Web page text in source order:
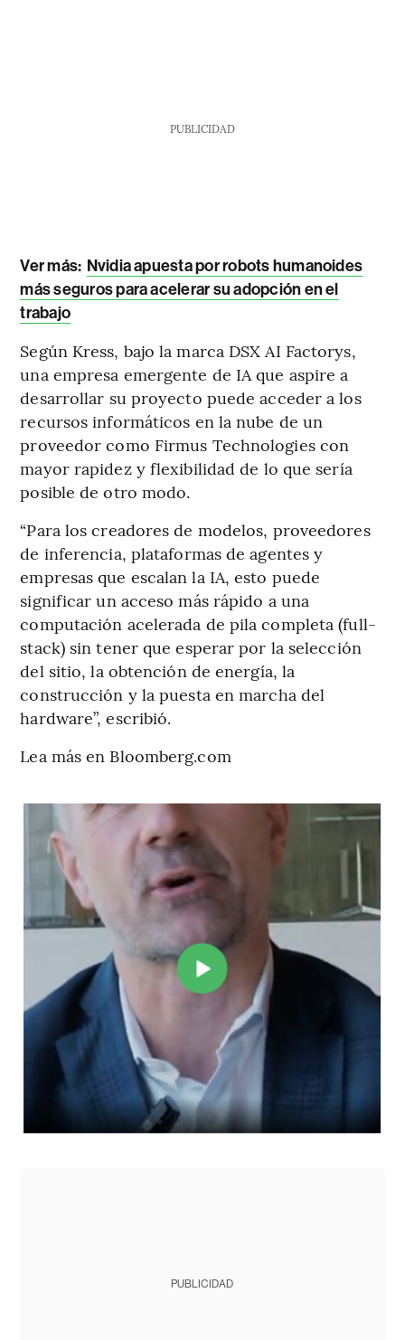
PUBLICIDAD
Ver más: Nvidia apuesta por robots humanoides
más seguros para acelerar su adopción en el
trabajo
Según Kress, bajo la marca DSX AI Factorys,
una empresa emergente de IA que aspire a
desarrollar su proyecto puede acceder a los
recursos informáticos en la nube de un
proveedor como Firmus Technologies con
mayor rapidez y flexibilidad de lo que sería
posible de otro modo.
“Para los creadores de modelos, proveedores
de inferencia, plataformas de agentes y
empresas que escalan la IA, esto puede
significar un acceso más rápido a una
computación acelerada de pila completa (full-
stack) sin tener que esperar por la selección
del sitio, la obtención de energía, la
construcción y la puesta en marcha del
hardware”, escribió.
Lea más en Bloomberg.com
PUBLICIDAD